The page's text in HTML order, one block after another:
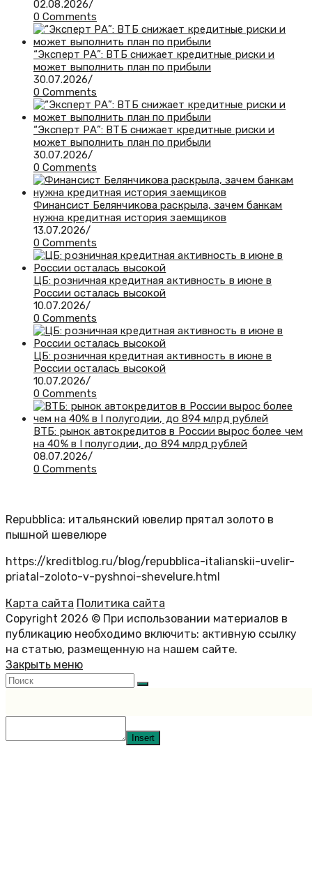
02.08.2026/
0 Comments
“Эксперт РА”: ВТБ снижает кредитные риски и
может выполнить план по прибыли
30.07.2026/
0 Comments
“Эксперт РА”: ВТБ снижает кредитные риски и
может выполнить план по прибыли
30.07.2026/
0 Comments
Финансист Белянчикова раскрыла, зачем банкам
нужна кредитная история заемщиков
13.07.2026/
0 Comments
ЦБ: розничная кредитная активность в июне в
России осталась высокой
10.07.2026/
0 Comments
ЦБ: розничная кредитная активность в июне в
России осталась высокой
10.07.2026/
0 Comments
ВТБ: рынок автокредитов в России вырос более чем
на 40% в I полугодии, до 894 млрд рублей
08.07.2026/
0 Comments
Repubblica: итальянский ювелир прятал золото в
пышной шевелюре
https://kreditblog.ru/blog/repubblica-italianskii-uvelir-
priatal-zoloto-v-pyshnoi-shevelure.html
Карта сайта Политика сайта
Copyright 2026 © При использовании материалов в
публикацию необходимо включить: активную ссылку
на статью, размещенную на нашем сайте.
Закрыть меню
Insert